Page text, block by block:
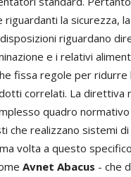
riguardanti la sicurezza,
riguardano
e i relativi
fissa regole per
correlati. La direttiva
quadro
realizzano sistemi
volta a questo
Avnet Abacus - che